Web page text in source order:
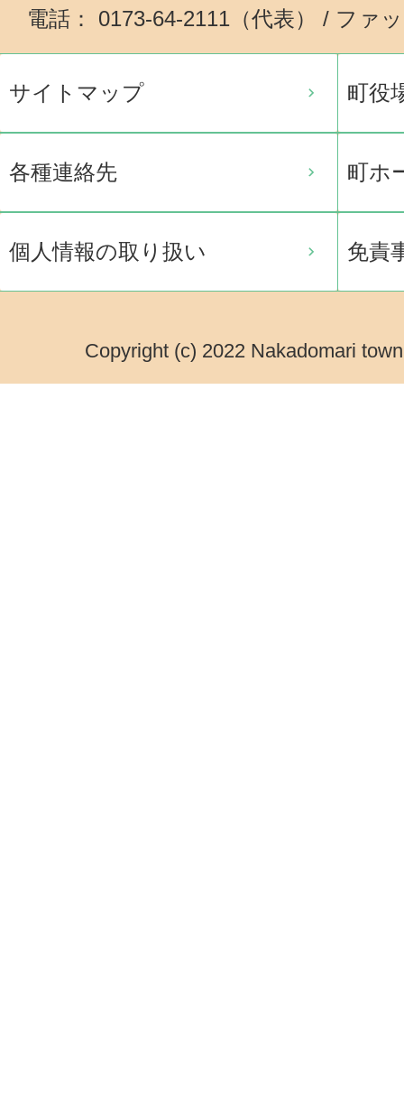
電話： 0173-64-2111（代表） / ファ
サイトマップ 町役
各種連絡先 町ホ
個人情報の取り扱い 免責
Copyright (c) 2022 Nakadomari